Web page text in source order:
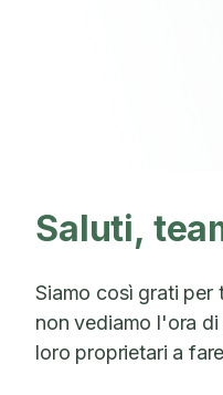
Saluti,
Siamo così grati
non vediamo l'ora
loro proprietari a